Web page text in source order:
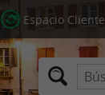
Espacio Cliente